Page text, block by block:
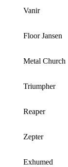
Vanir
Floor Jansen
Metal Church
Triumpher
Reaper
Zepter
Exhumed